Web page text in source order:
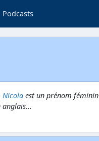
Podcasts
Nicola est un prénom féminin
anglais...